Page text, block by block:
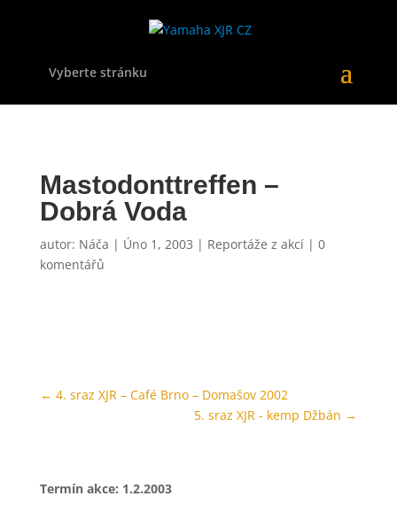
Vyberte stránku
Mastodonttreffen –
Dobrá Voda
autor: Náča | Úno 1, 2003 | Reportáže z akcí| 0
komentářů
← 4. sraz XJR – Café Brno – Domašov 2002
5. sraz XJR - kemp Džbán →
Termín akce: 1.2.2003